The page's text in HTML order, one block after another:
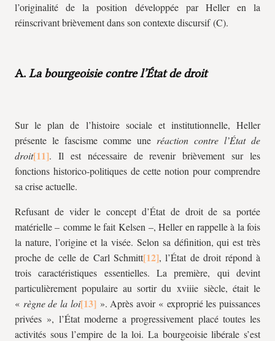
l’originalité de la position développée par Heller en la
réinscrivant brièvement dans son contexte discursif (C).
A. La bourgeoisie contre l’État de droit
Sur le plan de l’histoire sociale et institutionnelle, Heller
présente le fascisme comme une réaction contre l’État de
droit
. Il est nécessaire de revenir brièvement sur les
fonctions historico-politiques de cette notion pour comprendre
sa crise actuelle.
Refusant de vider le concept d’État de droit de sa portée
matérielle – comme le fait Kelsen –, Heller en rappelle à la fois
la nature, l’origine et la visée. Selon sa définition, qui est très
proche de celle de Carl Schmitt
, l’État de droit répond à
trois caractéristiques essentielles. La première, qui devint
particulièrement populaire au sortir du xviiie siècle, était le
« règne de la loi
». Après avoir « exproprié les puissances
privées », l’État moderne a progressivement placé toutes les
activités sous l’empire de la loi. La bourgeoisie libérale s’est